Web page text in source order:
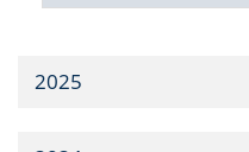
2025